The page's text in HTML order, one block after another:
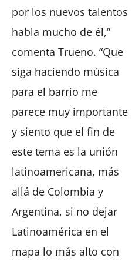
por los nuevos talentos
habla mucho de él,”
comenta Trueno. “Que
siga haciendo música
para el barrio me
parece muy importante
y siento que el fin de
este tema es la unión
latinoamericana, más
allá de Colombia y
Argentina, si no dejar
Latinoamérica en el
mapa lo más alto con